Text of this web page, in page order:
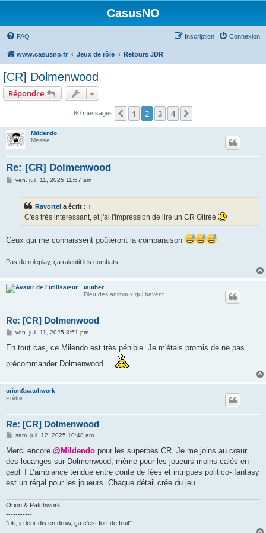
CasusNO
FAQ Connexion
Inscription
www.casusno.fr Jeux de rôle Retours JDR
[CR] Dolmenwood
Répondre
60 messages Précédent
1 2 3 4
Mildendo
Messie
Re: [CR] Dolmenwood
Mven. juil. 11, 2025 11:57 am
Ravortel a écrit : ↑
C'es très intéressant, et j'ai l'impression de lire un CR Oltréé
Ceux qui me connaissent goûteront la comparaison
Pas de roleplay, ça ralentit les combats.
tauther
Dieu des animaux qui bavent
Re: [CR] Dolmenwood
M
s
a
g
ven. juil. 11, 2025 3:51 pm
En tout cas, ce Milendo est très pénible. Je m'étais promis de ne pas
précommander Dolmenwood....
orion&patchwork
Prêtre
Re: [CR] Dolmenwood
M
s
a
g
sam. juil. 12, 2025 10:48 am
Merci encore @Mildendo pour les superbes CR. Je me joins au cœur
des louanges sur Dolmenwood, même pour les joueurs moins calés en
géol’ ! L’ambiance tendue entre conte de fées et intrigues politico- fantasy
est un régal pour les joueurs. Chaque détail crée du jeu.
Orion & Patchwork
-----------
"ok, je leur dis en drow, ça c'est fort de fruit"